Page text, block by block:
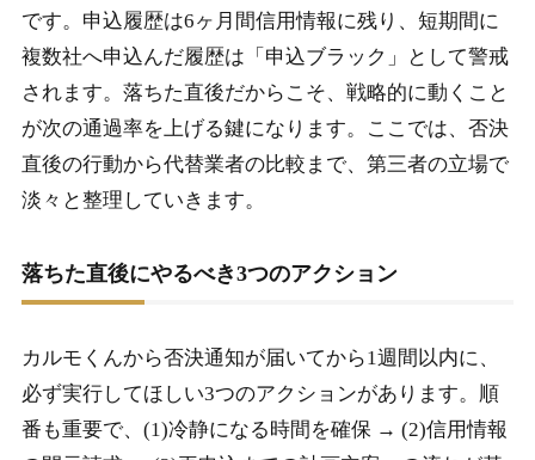
です。申込履歴は6ヶ月間信用情報に残り、短期間に
複数社へ申込んだ履歴は「申込ブラック」として警戒
されます。落ちた直後だからこそ、戦略的に動くこと
が次の通過率を上げる鍵になります。ここでは、否決
直後の行動から代替業者の比較まで、第三者の立場で
淡々と整理していきます。
落ちた直後にやるべき3つのアクション
カルモくんから否決通知が届いてから1週間以内に、
必ず実行してほしい3つのアクションがあります。順
番も重要で、(1)冷静になる時間を確保 → (2)信用情報